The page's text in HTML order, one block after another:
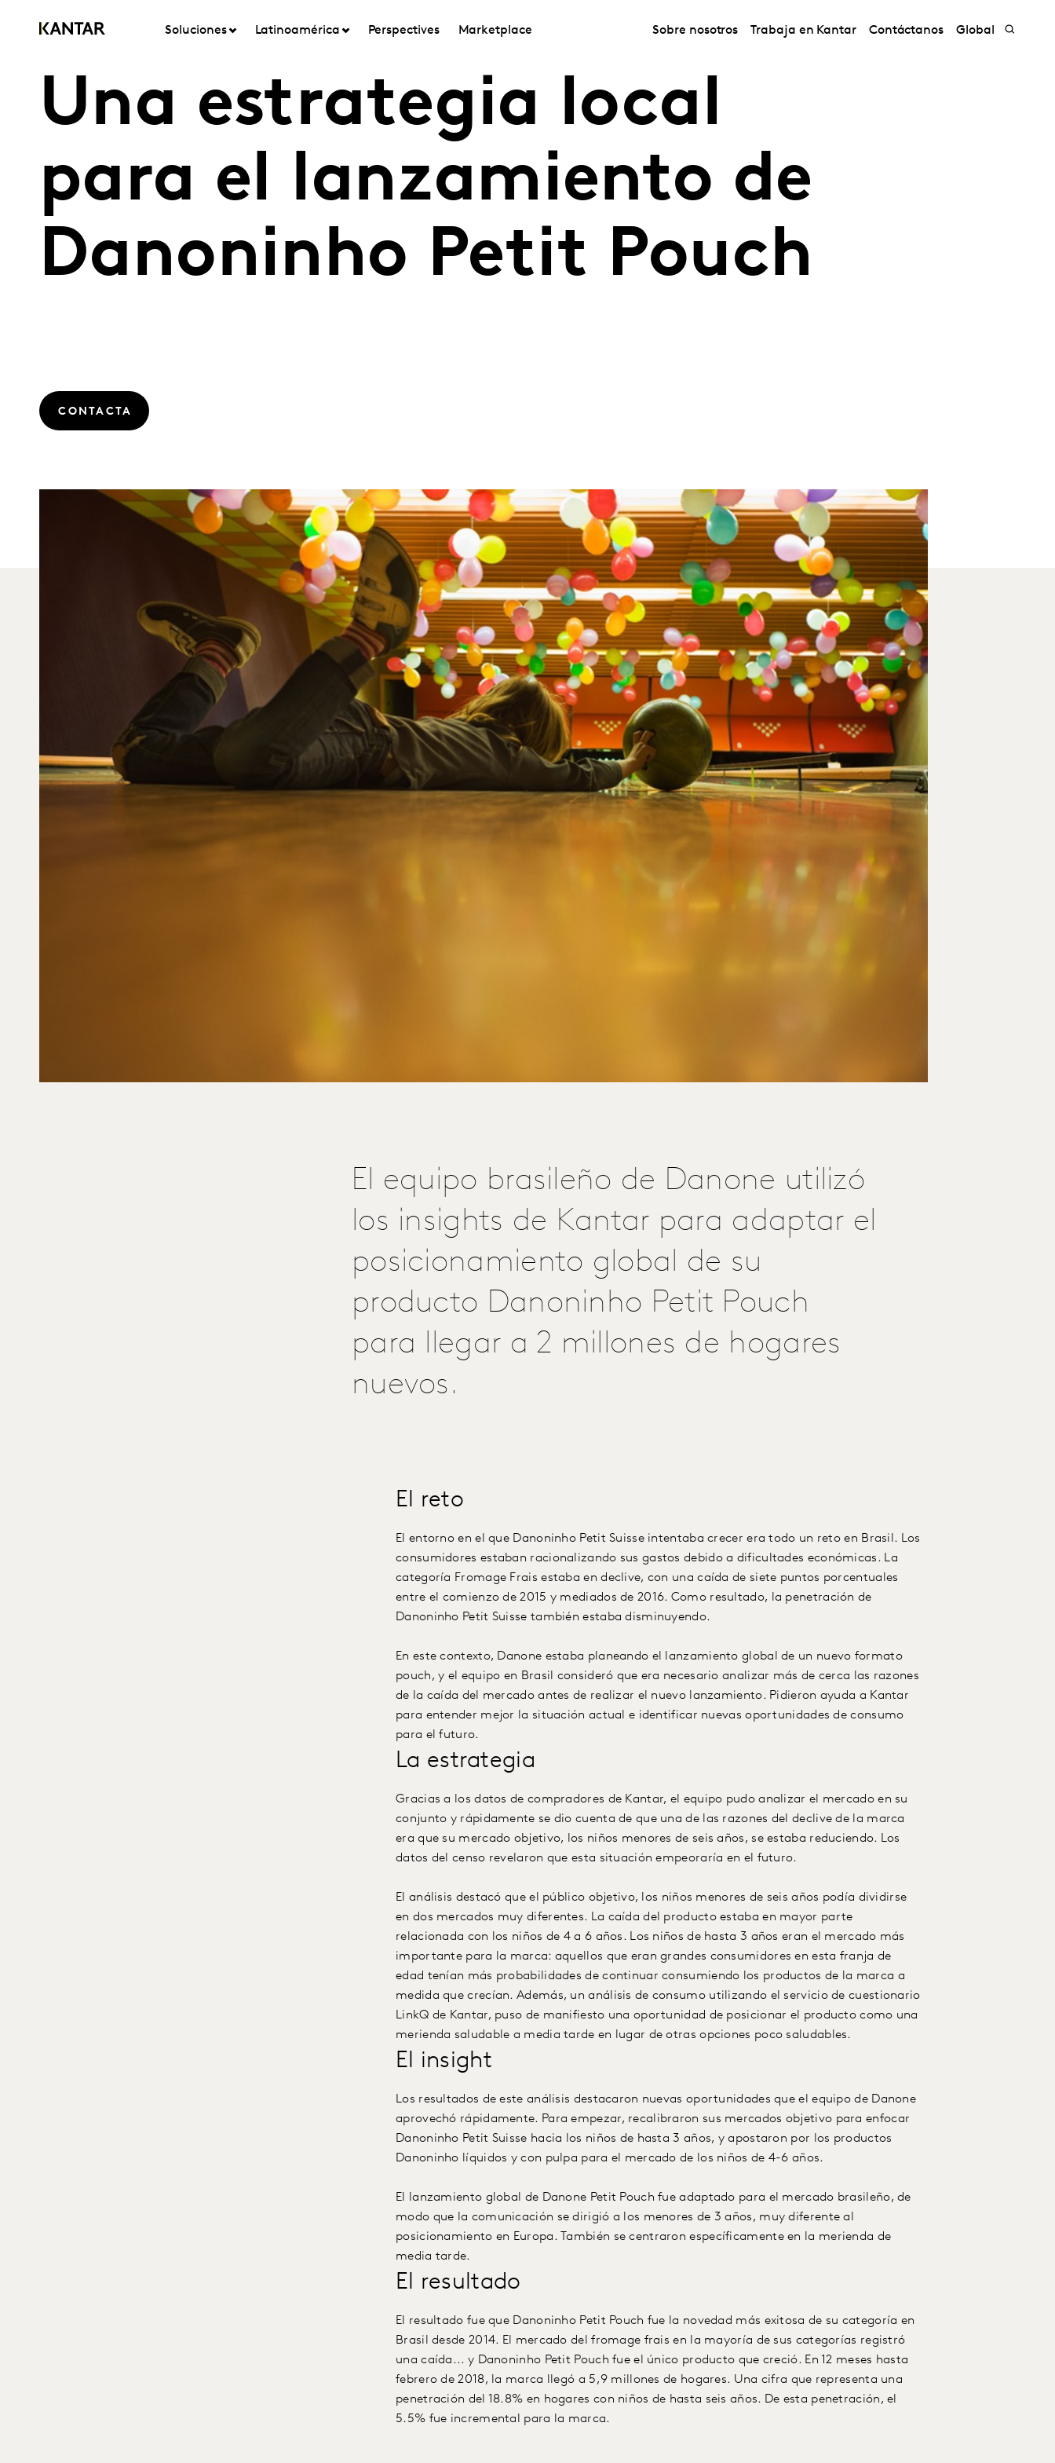
Soluciones Latinoamérica Perspectives Marketplace Sobre nosotros Trabaja en Kantar Contáctanos Global
Una estrategia local
para el lanzamiento de
Danoninho Petit Pouch
CONTACTA
El equipo brasileño de Danone utilizó
los insights de Kantar para adaptar el
posicionamiento global de su
producto Danoninho Petit Pouch
para llegar a 2 millones de hogares
nuevos.
El reto
El entorno en el que Danoninho Petit Suisse intentaba crecer era todo un reto en Brasil. Los
consumidores estaban racionalizando sus gastos debido a dificultades económicas. La
categoría Fromage Frais estaba en declive, con una caída de siete puntos porcentuales
entre el comienzo de 2015 y mediados de 2016. Como resultado, la penetración de
Danoninho Petit Suisse también estaba disminuyendo.
En este contexto, Danone estaba planeando el lanzamiento global de un nuevo formato
pouch, y el equipo en Brasil consideró que era necesario analizar más de cerca las razones
de la caída del mercado antes de realizar el nuevo lanzamiento. Pidieron ayuda a Kantar
para entender mejor la situación actual e identificar nuevas oportunidades de consumo
para el futuro.
La estrategia
Gracias a los datos de compradores de Kantar, el equipo pudo analizar el mercado en su
conjunto y rápidamente se dio cuenta de que una de las razones del declive de la marca
era que su mercado objetivo, los niños menores de seis años, se estaba reduciendo. Los
datos del censo revelaron que esta situación empeoraría en el futuro.
El análisis destacó que el público objetivo, los niños menores de seis años podía dividirse
en dos mercados muy diferentes. La caída del producto estaba en mayor parte
relacionada con los niños de 4 a 6 años. Los niños de hasta 3 años eran el mercado más
importante para la marca: aquellos que eran grandes consumidores en esta franja de
edad tenían más probabilidades de continuar consumiendo los productos de la marca a
medida que crecían. Además, un análisis de consumo utilizando el servicio de cuestionario
LinkQ de Kantar, puso de manifiesto una oportunidad de posicionar el producto como una
merienda saludable a media tarde en lugar de otras opciones poco saludables.
El insight
Los resultados de este análisis destacaron nuevas oportunidades que el equipo de Danone
aprovechó rápidamente. Para empezar, recalibraron sus mercados objetivo para enfocar
Danoninho Petit Suisse hacia los niños de hasta 3 años, y apostaron por los productos
Danoninho líquidos y con pulpa para el mercado de los niños de 4-6 años.
El lanzamiento global de Danone Petit Pouch fue adaptado para el mercado brasileño, de
modo que la comunicación se dirigió a los menores de 3 años, muy diferente al
posicionamiento en Europa. También se centraron específicamente en la merienda de
media tarde.
El resultado
El resultado fue que Danoninho Petit Pouch fue la novedad más exitosa de su categoría en
Brasil desde 2014. El mercado del fromage frais en la mayoría de sus categorías registró
una caída... y Danoninho Petit Pouch fue el único producto que creció. En 12 meses hasta
febrero de 2018, la marca llegó a 5,9 millones de hogares. Una cifra que representa una
penetración del 18.8% en hogares con niños de hasta seis años. De esta penetración, el
5.5% fue incremental para la marca.